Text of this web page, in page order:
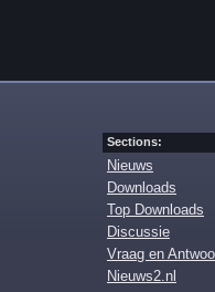
Sections:
Nieuws
Downloads
Top Downloads
Discussie
Vraag en
Nieuws2.nl